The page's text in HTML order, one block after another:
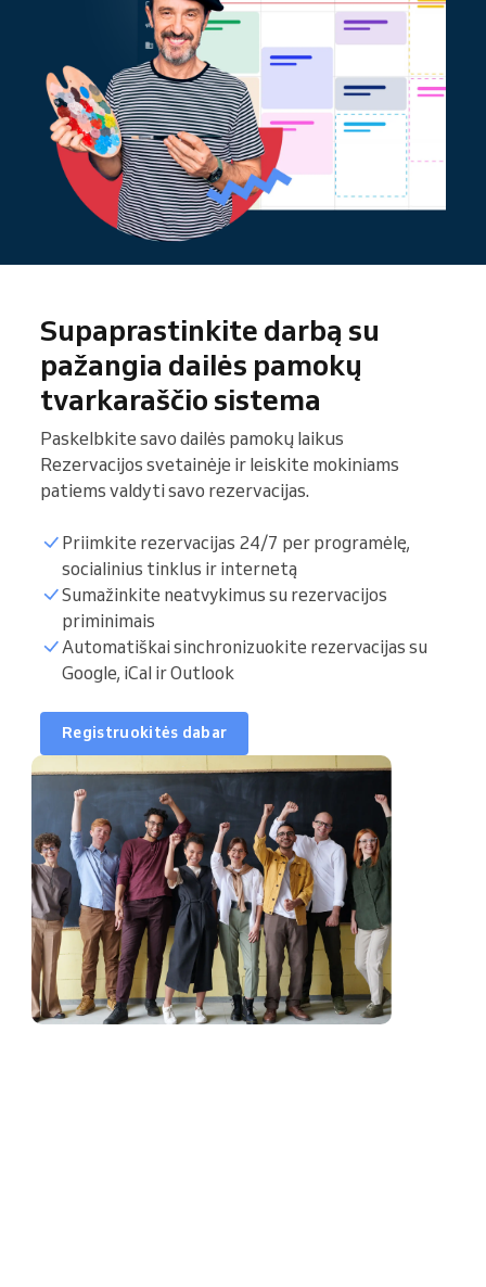
kalendorių
Supaprastinkite darbą su
pažangia dailės pamokų
tvarkaraščio sistema
Paskelbkite savo dailės pamokų laikus
Rezervacijos svetainėje ir leiskite mokiniams
patiems valdyti savo rezervacijas.
Priimkite rezervacijas 24/7 per programėlę,
socialinius tinklus ir internetą
Sumažinkite neatvykimus su rezervacijos
priminimais
Automatiškai sinchronizuokite rezervacijas su
Google, iCal ir Outlook
Registruokitės dabar